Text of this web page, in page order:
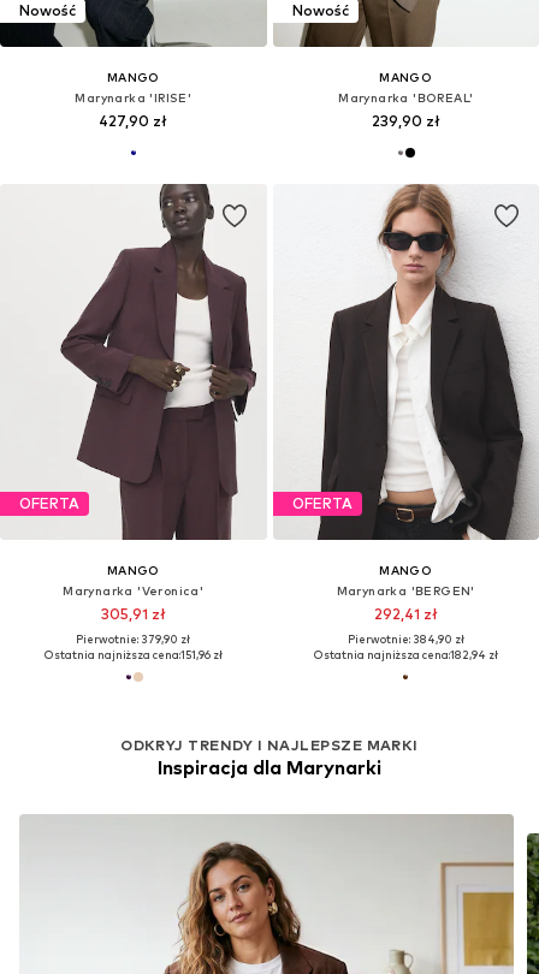
Nowość
MANGO
Marynarka 'IRISE'
427,90 zł
Nowość
MANGO
Marynarka 'BOREAL'
239,90 zł
OFERTA
MANGO
Marynarka 'Veronica'
305,91 zł
Pierwotnie: 379,90 zł
Ostatnia najniższa cena:151,96 zł
ODKRYJ TRENDY I NAJLEPSZE MARKI
Inspiracja dla Marynarki
OFERTA
MANGO
Marynarka 'BERGEN'
292,41 zł
Pierwotnie: 384,90 zł
Ostatnia najniższa cena:182,94 zł